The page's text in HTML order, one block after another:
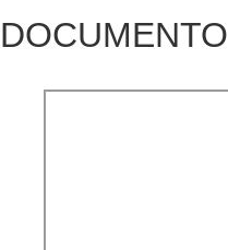
DOCUMENTO